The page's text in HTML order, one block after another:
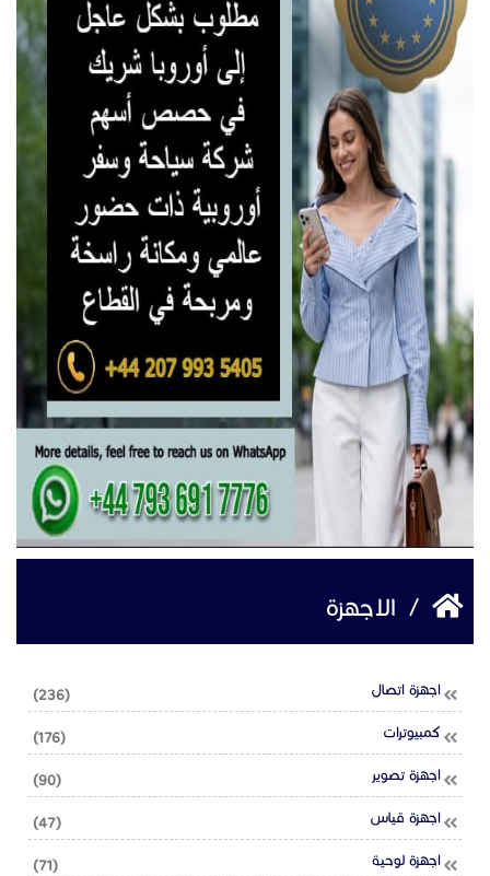
/ الاجهزة
(236) اجهزة اتصال
(176) كمبيوترات
(90) اجهزة تصوير
(47) اجهزة قياس
(71) اجهزة لوحية